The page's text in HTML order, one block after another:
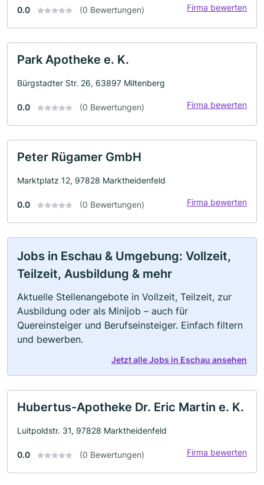
0.0 (0 Bewertungen) Firma bewerten
Park Apotheke e. K.
Bürgstadter Str. 26, 63897 Miltenberg
0.0 (0 Bewertungen) Firma bewerten
Peter Rügamer GmbH
Marktplatz 12, 97828 Marktheidenfeld
0.0 (0 Bewertungen) Firma bewerten
Jobs in Eschau & Umgebung: Vollzeit,
Teilzeit, Ausbildung & mehr
Aktuelle Stellenangebote in Vollzeit, Teilzeit, zur
Ausbildung oder als Minijob – auch für
Quereinsteiger und Berufseinsteiger. Einfach filtern
und bewerben.
Jetzt alle Jobs in Eschau ansehen
Hubertus-Apotheke Dr. Eric Martin e. K.
Luitpoldstr. 31, 97828 Marktheidenfeld
0.0 (0 Bewertungen) Firma bewerten